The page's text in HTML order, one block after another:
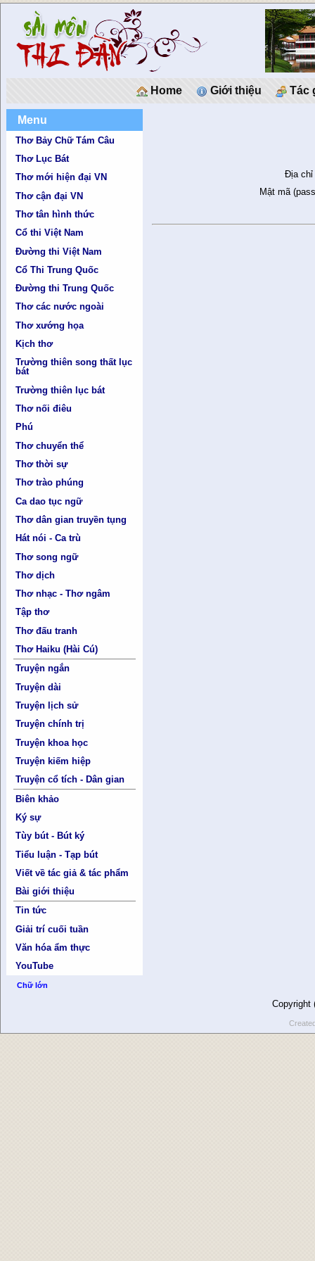
Home Giới thiệu Tác
Menu
Thơ Bảy Chữ Tám Câu
Thơ Lục Bát
Thơ mới hiện đại VN
Thơ cận đại VN
Thơ tân hình thức
Cổ thi Việt Nam
Đường thi Việt Nam
Cổ Thi Trung Quốc
Đường thi Trung Quốc
Thơ các nước ngoài
Thơ xướng họa
Kịch thơ
Trường thiên song thất lục
bát
Trường thiên lục bát
Thơ nối điêu
Phú
Thơ chuyển thể
Thơ thời sự
Thơ trào phúng
Ca dao tục ngữ
Thơ dân gian truyền tụng
Hát nói - Ca trù
Thơ song ngữ
Thơ dịch
Thơ nhạc - Thơ ngâm
Tập thơ
Thơ đấu tranh
Thơ Haiku (Hài Cú)
Truyện ngắn
Truyện dài
Truyện lịch sử
Truyện chính trị
Truyện khoa học
Truyện kiếm hiệp
Truyện cổ tích - Dân gian
Biên khảo
Ký sự
Tùy bút - Bút ký
Tiểu luận - Tạp bút
Viết về tác giả & tác phẩm
Bài giới thiệu
Tin tức
Giải trí cuối tuần
Văn hóa ẩm thực
YouTube
Chữ lớn
Địa chỉ
Mật mã
Copyright